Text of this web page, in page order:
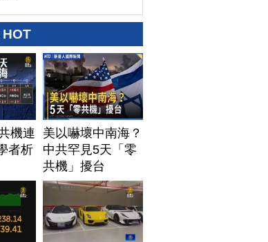
HOT
機連
者析
美以嚇壞中南海？
中共罕見5天「零
共機」擾台